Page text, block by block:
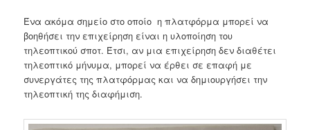
Ένα ακόμα σημείο στο οποίο η πλατφόρμα μπορεί να
βοηθήσει την επιχείρηση είναι η υλοποίηση του
τηλεοπτικού σποτ. Έτσι, αν μια επιχείρηση δεν διαθέτει
τηλεοπτικό μήνυμα, μπορεί να έρθει σε επαφή με
συνεργάτες της πλατφόρμας και να δημιουργήσει την
τηλεοπτική της διαφήμιση.